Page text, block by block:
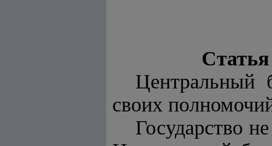
Центральный
своих
Государство